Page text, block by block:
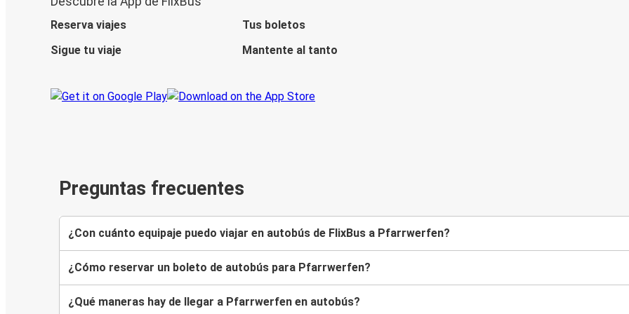
Reserva viajes
Tus boletos
Sigue tu viaje
Mantente al tanto
Preguntas frecuentes
¿Con cuánto equipaje puedo viajar en autobús de FlixBus a Pfarrwerfen?
¿Cómo reservar un boleto de autobús para Pfarrwerfen?
¿Qué maneras hay de llegar a Pfarrwerfen en autobús?